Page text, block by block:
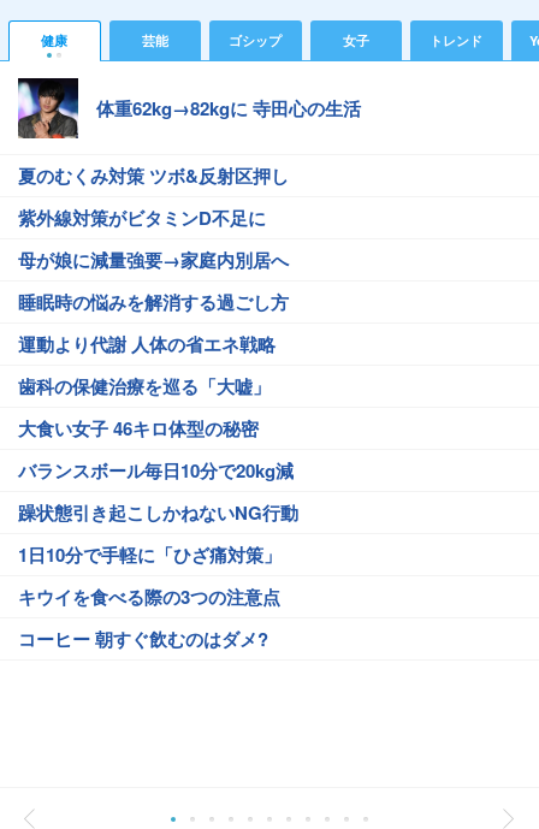
健康 芸能 ゴシップ 女子 トレンド
体重62kg→82kgに 寺田心の生活
夏のむくみ対策 ツボ&反射区押し
紫外線対策がビタミンD不足に
母が娘に減量強要→家庭内別居へ
睡眠時の悩みを解消する過ごし方
運動より代謝 人体の省エネ戦略
歯科の保健治療を巡る「大嘘」
大食い女子 46キロ体型の秘密
バランスボール毎日10分で20kg減
躁状態引き起こしかねないNG行動
1日10分で手軽に「ひざ痛対策」
キウイを食べる際の3つの注意点
コーヒー 朝すぐ飲むのはダメ?